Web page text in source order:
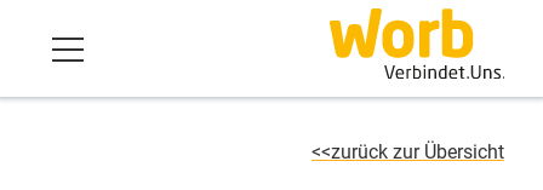
zurück zur Übersicht